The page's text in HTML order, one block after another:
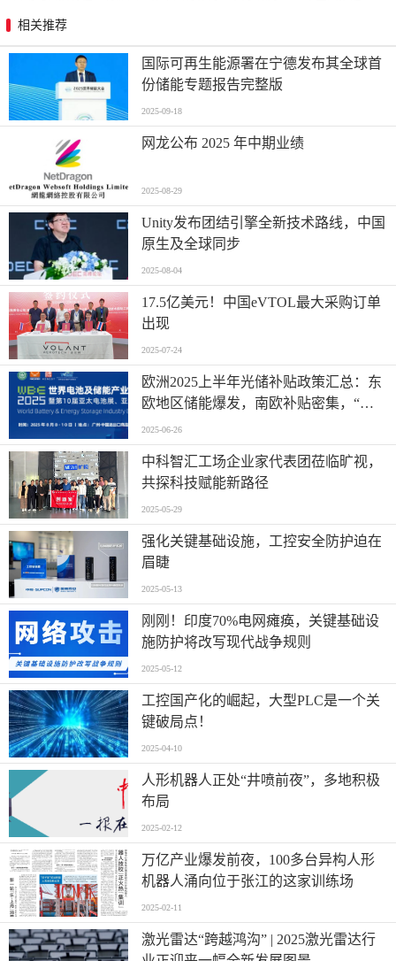
相关推荐
国际可再生能源署在宁德发布其全球首
份储能专题报告完整版
2025-09-18
网龙公布 2025 年中期业绩
2025-08-29
Unity发布团结引擎全新技术路线，中国
原生及全球同步
2025-08-04
17.5亿美元！中国eVTOL最大采购订单
出现
2025-07-24
欧洲2025上半年光储补贴政策汇总：东
欧地区储能爆发，南欧补贴密集，“削
光补储”模式迅速扩张
2025-06-26
中科智汇工场企业家代表团莅临旷视，
共探科技赋能新路径
2025-05-29
强化关键基础设施，工控安全防护迫在
眉睫
2025-05-13
刚刚！印度70%电网瘫痪，关键基础设
施防护将改写现代战争规则
2025-05-12
工控国产化的崛起，大型PLC是一个关
键破局点！
2025-04-10
人形机器人正处“井喷前夜”，多地积极
布局
2025-02-12
万亿产业爆发前夜，100多台异构人形
机器人涌向位于张江的这家训练场
2025-02-11
激光雷达“跨越鸿沟” | 2025激光雷达行